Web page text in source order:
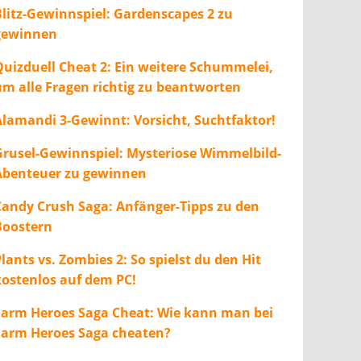
Gewinnspiel: Gardenscapes 2 zu
Cheat 2: Ein weitere Schummelei,
alle Fragen richtig zu beantworten
3-Gewinnt: Vorsicht, Suchtfaktor!
Gewinnspiel: Mysteriose Wimmelbild-
zu gewinnen
Crush Saga: Anfänger-Tipps zu den
vs. Zombies 2: So spielst du den Hit
auf dem PC!
Heroes Saga Cheat: Wie kann man bei
Heroes Saga cheaten?